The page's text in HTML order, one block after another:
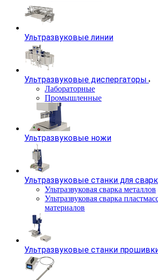
Ультразвуковые линии
Ультразвуковые диспергаторы
Лабораторные
Промышленные
Ультразвуковые ножи
Ультразвуковые станки для
Ультразвуковая сварка металлов
Ультразвуковая сварка
материалов
Ультразвуковые станки